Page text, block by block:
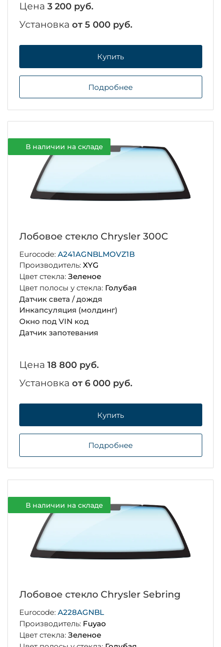
Цена 3 200 руб.
Установка от 5 000 руб.
Купить
Подробнее
В наличии на складе
Лобовое стекло Chrysler 300C
Eurocode: A241AGNBLMOVZ1B
Производитель: XYG
Цвет стекла: Зеленое
Цвет полосы у стекла: Голубая
Датчик света / дождя
Инкапсуляция (молдинг)
Окно под VIN код
Датчик запотевания
Цена 18 800 руб.
Установка от 6 000 руб.
Купить
Подробнее
В наличии на складе
Лобовое стекло Chrysler Sebring
Eurocode: A228AGNBL
Производитель: Fuyao
Цвет стекла: Зеленое